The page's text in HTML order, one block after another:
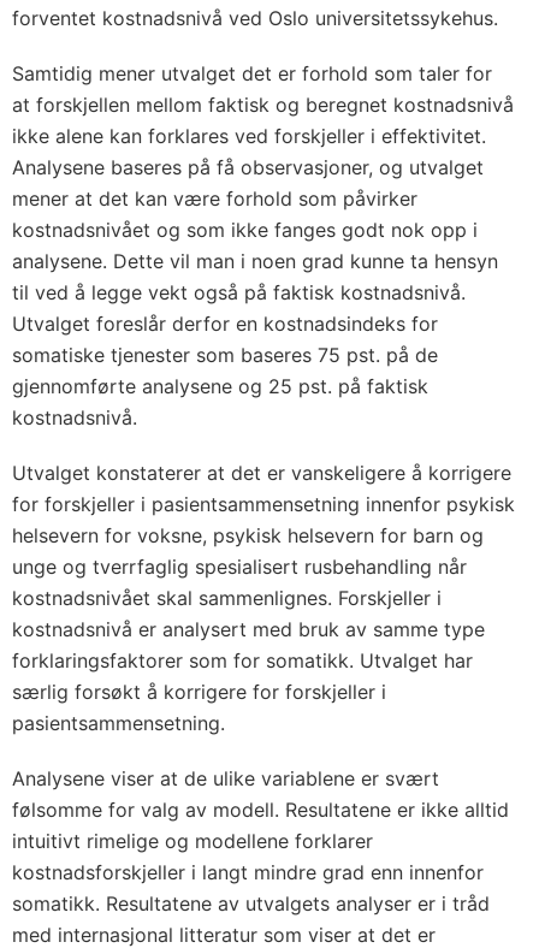
forventet kostnadsnivå ved Oslo universitetssykehus.
Samtidig mener utvalget det er forhold som taler for
at forskjellen mellom faktisk og beregnet kostnadsnivå
ikke alene kan forklares ved forskjeller i effektivitet.
Analysene baseres på få observasjoner, og utvalget
mener at det kan være forhold som påvirker
kostnadsnivået og som ikke fanges godt nok opp i
analysene. Dette vil man i noen grad kunne ta hensyn
til ved å legge vekt også på faktisk kostnadsnivå.
Utvalget foreslår derfor en kostnadsindeks for
somatiske tjenester som baseres 75 pst. på de
gjennomførte analysene og 25 pst. på faktisk
kostnadsnivå.
Utvalget konstaterer at det er vanskeligere å korrigere
for forskjeller i pasientsammensetning innenfor psykisk
helsevern for voksne, psykisk helsevern for barn og
unge og tverrfaglig spesialisert rusbehandling når
kostnadsnivået skal sammenlignes. Forskjeller i
kostnadsnivå er analysert med bruk av samme type
forklaringsfaktorer som for somatikk. Utvalget har
særlig forsøkt å korrigere for forskjeller i
pasientsammensetning.
Analysene viser at de ulike variablene er svært
følsomme for valg av modell. Resultatene er ikke alltid
intuitivt rimelige og modellene forklarer
kostnadsforskjeller i langt mindre grad enn innenfor
somatikk. Resultatene av utvalgets analyser er i tråd
med internasjonal litteratur som viser at det er